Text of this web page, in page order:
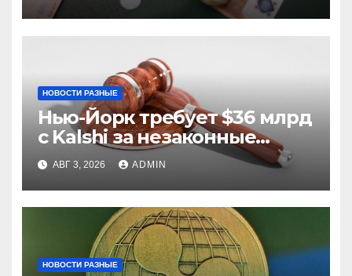
НОВОСТИ РАЗНЫЕ
Нью-Йорк требует $36 млрд
с Kalshi за незаконные
ставки
АВГ 3, 2026 ADMIN
НОВОСТИ РАЗНЫЕ